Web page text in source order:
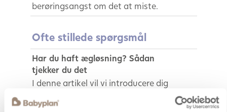
berøringsangst om det at miste.
Ofte stillede spørgsmål
Har du haft ægløsning? Sådan
tjekker du det
I denne artikel vil vi introducere dig
du nemt kan tage derhjemme. Den